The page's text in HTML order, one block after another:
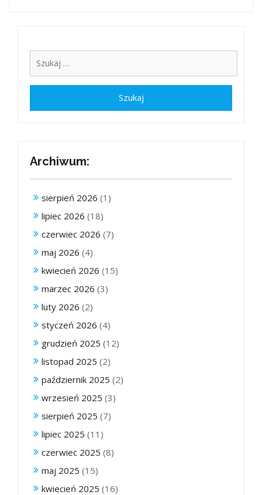
Archiwum:
sierpień 2026 (1)
lipiec 2026 (18)
czerwiec 2026 (7)
maj 2026 (4)
kwiecień 2026 (15)
marzec 2026 (3)
luty 2026 (2)
styczeń 2026 (4)
grudzień 2025 (12)
listopad 2025 (2)
październik 2025 (2)
wrzesień 2025 (3)
sierpień 2025 (7)
lipiec 2025 (11)
czerwiec 2025 (8)
maj 2025 (15)
kwiecień 2025 (16)